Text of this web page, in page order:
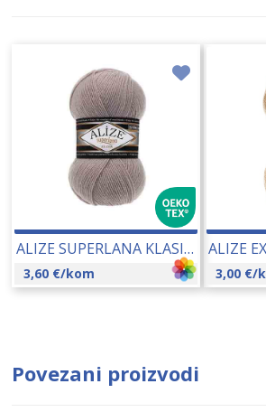
ALIZE SUPERLANA KLASIK 100 GR 13007
3,60 €/kom 3,00 €/
Povezani proizvodi